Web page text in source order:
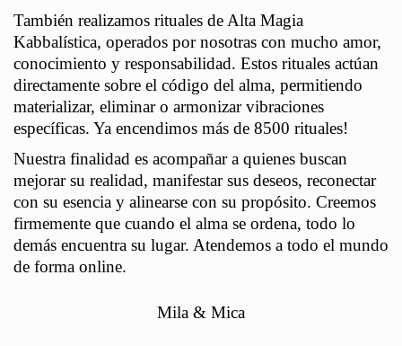
También realizamos rituales de Alta Magia
Kabbalística, operados por nosotras con mucho amor,
conocimiento y responsabilidad. Estos rituales actúan
directamente sobre el código del alma, permitiendo
materializar, eliminar o armonizar vibraciones
específicas. Ya encendimos más de 8500 rituales!
Nuestra finalidad es acompañar a quienes buscan
mejorar su realidad, manifestar sus deseos, reconectar
con su esencia y alinearse con su propósito. Creemos
firmemente que cuando el alma se ordena, todo lo
demás encuentra su lugar. Atendemos a todo el mundo
de forma online.
Mila & Mica